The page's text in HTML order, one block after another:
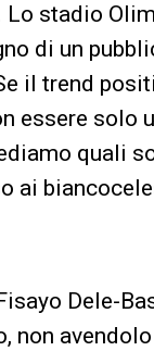
stadio
di un
il trend
essere solo
quali
ai
Dele-
non